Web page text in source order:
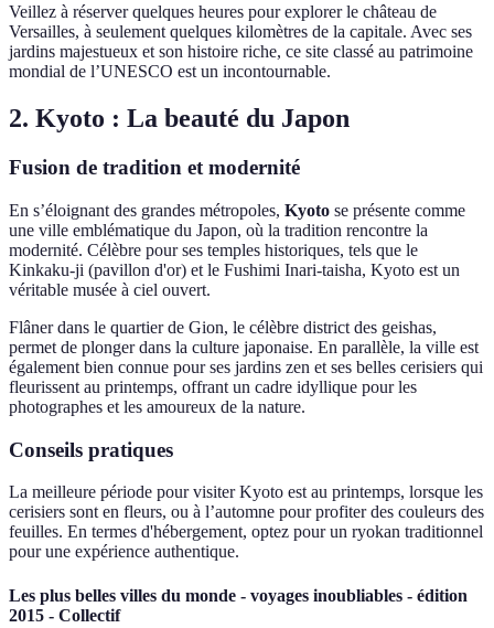
Veillez à réserver quelques heures pour explorer le château de
Versailles, à seulement quelques kilomètres de la capitale. Avec ses
jardins majestueux et son histoire riche, ce site classé au patrimoine
mondial de l’UNESCO est un incontournable.
2. Kyoto : La beauté du Japon
Fusion de tradition et modernité
En s’éloignant des grandes métropoles, Kyoto se présente comme
une ville emblématique du Japon, où la tradition rencontre la
modernité. Célèbre pour ses temples historiques, tels que le
Kinkaku-ji (pavillon d'or) et le Fushimi Inari-taisha, Kyoto est un
véritable musée à ciel ouvert.
Flâner dans le quartier de Gion, le célèbre district des geishas,
permet de plonger dans la culture japonaise. En parallèle, la ville est
également bien connue pour ses jardins zen et ses belles cerisiers qui
fleurissent au printemps, offrant un cadre idyllique pour les
photographes et les amoureux de la nature.
Conseils pratiques
La meilleure période pour visiter Kyoto est au printemps, lorsque les
cerisiers sont en fleurs, ou à l’automne pour profiter des couleurs des
feuilles. En termes d'hébergement, optez pour un ryokan traditionnel
pour une expérience authentique.
Les plus belles villes du monde - voyages inoubliables - édition
2015 - Collectif